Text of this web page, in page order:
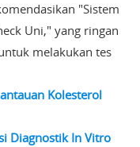
"Sistem
Uni," yang ringan
melakukan tes
Kolesterol
Diagnostik In Vitro